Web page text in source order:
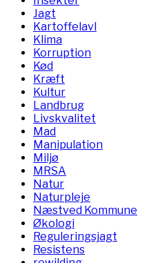
Jagt
Kartoffelavl
Klima
Korruption
Kød
Kræft
Kultur
Landbrug
Livskvalitet
Mad
Manipulation
Miljø
MRSA
Natur
Naturpleje
Næstved Kommune
Økologi
Reguleringsjagt
Resistens